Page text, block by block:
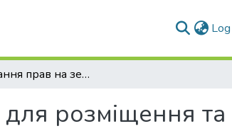
Формування прав на земельні ділянки, надані для розміщення та експлуатації основних, підсобних і допоміжних будівель та споруд, ПрАТ «АТ Тютюнова компанія «В.А.Т. – Прилуки» у місті Прилуки Чернігівської області
розміщення та